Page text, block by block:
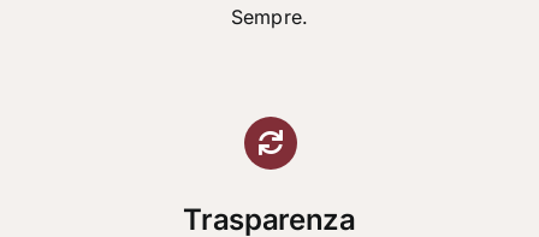
Sempre.
Trasparenza